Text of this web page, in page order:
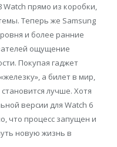
Watch прямо из коробки,
Теперь же Samsung
и более ранние
ощущение
Покупая гаджет
а билет в мир,
лучше. Хотя
версии для Watch 6
что процесс запущен и
новую жизнь в